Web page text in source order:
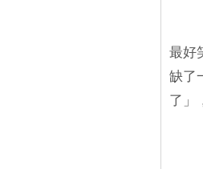
最好
缺了
了」